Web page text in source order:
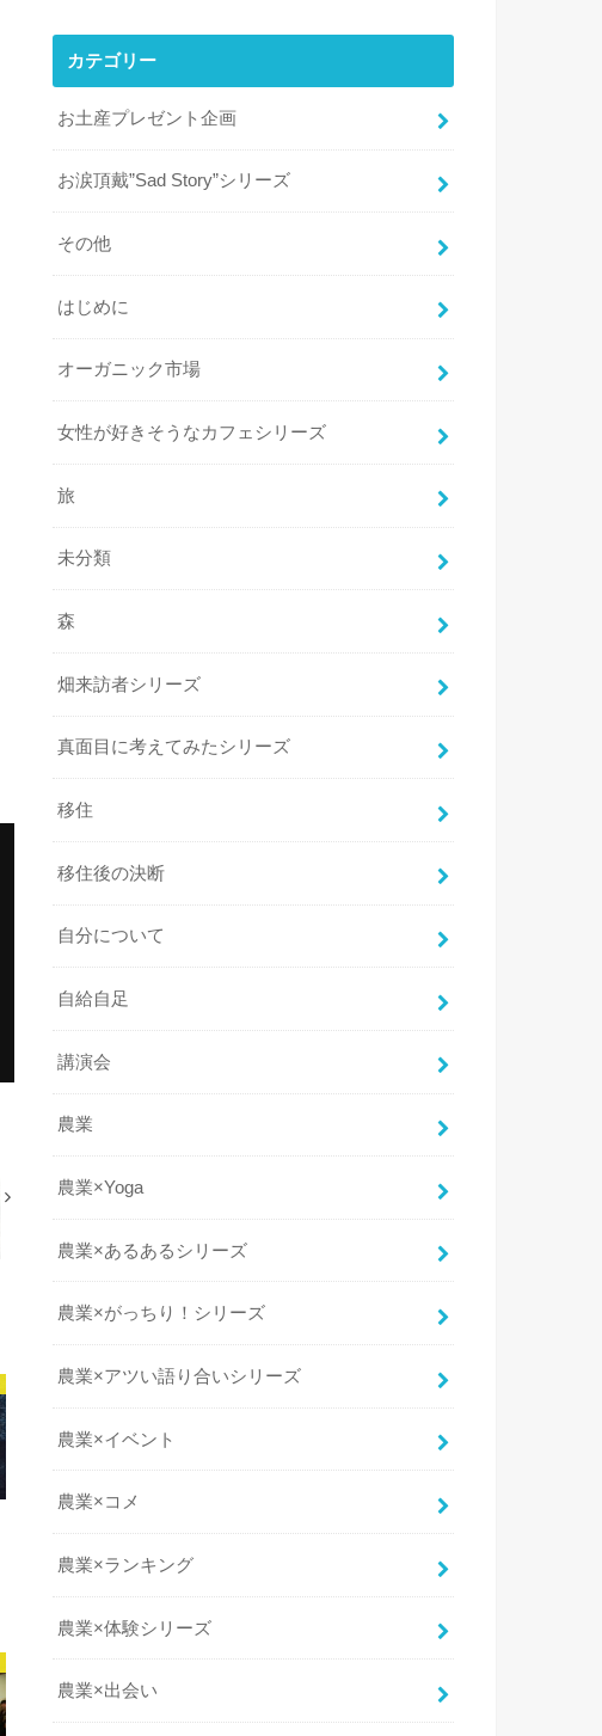
カテゴリー
お土産プレゼント企画
お涙頂戴”Sad Story”シリーズ
その他
はじめに
オーガニック市場
女性が好きそうなカフェシリーズ
旅
未分類
森
畑来訪者シリーズ
真面目に考えてみたシリーズ
移住
移住後の決断
自分について
自給自足
講演会
農業
農業×Yoga
農業×あるあるシリーズ
農業×がっちり！シリーズ
農業×アツい語り合いシリーズ
農業×イベント
農業×コメ
農業×ランキング
農業×体験シリーズ
農業×出会い